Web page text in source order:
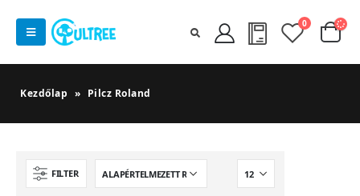
0
Kezdőlap » Pilcz Roland
FILTER